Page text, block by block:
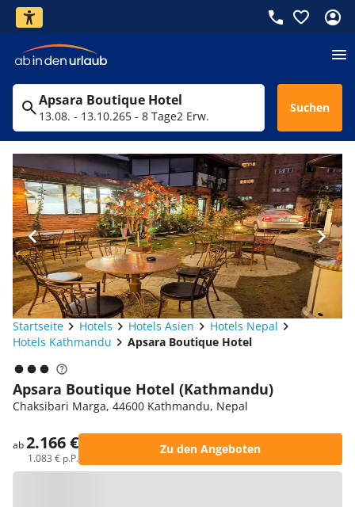
Apsara Boutique Hotel
13.08. - 13.10.265 - 8 Tage2 Erw.
Suchen
Startseite Hotels Hotels Asien
Hotels Nepal
Hotels Kathmandu
Apsara Boutique Hotel
Apsara Boutique Hotel (Kathmandu)
Chaksibari Marga, 44600 Kathmandu, Nepal
ab2.166 €
1.083 € p.P.
Zu den Angeboten